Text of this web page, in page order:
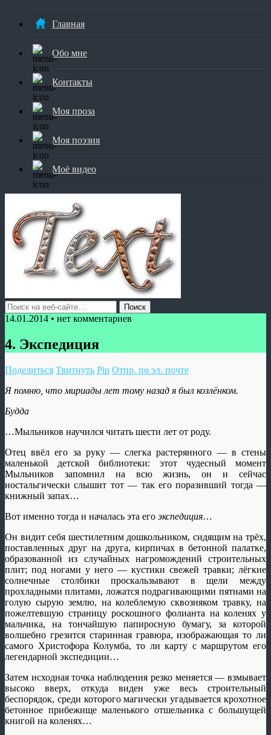
Главная
Обо мне
Контакты
Моя проза
Моя поэзия
Моё видео
14.01.2014 • нет комментариев
4. Экспедиция
Поделиться Твитнуть Pin Отпр. по эл. почте
Я помню, что мириады лет тому назад я был козлёнком.
Будда
…Мыльников научился читать шести лет от роду.
Отец ввёл его за руку — слегка растерянного — в стены
маленькой детской библиотеки: этот чудесный момент
Мыльников запомнил на всю жизнь, он и сейчас
ностальгически слышит тот — так его поразивший тогда —
книжный запах…
Вот именно тогда и началась эта его экспедиция…
Он видит себя шестилетним дошкольником, сидящим на трёх,
поставленных друг на друга, кирпичах в бетонной палатке,
образованной из случайных нагромождений строительных
плит; под ногами у него — кустики свежей травки; лёгкие
солнечные столбики проскальзывают в щели между
прохладными плитами, ложатся подрагивающими пятнами на
голую сырую землю, на колеблемую сквозняком травку, на
пожелтевшую страницу роскошного фолианта на коленях у
мальчика, на тончайшую папиросную бумагу, за которой
волшебно грезится старинная гравюра, изображающая то ли
самого Христофора Колумба, то ли карту с маршрутом его
легендарной экспедиции…
Затем исходная точка наблюдения резко меняется — взмывает
высоко вверх, откуда виден уже весь строительный
беспорядок, среди которого магически угадывается крохотное
бетонное прибежище маленького отшельника с большущей
книгой на коленях…